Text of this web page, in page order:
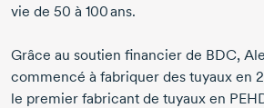
vie de 50 à 100 ans.
Grâce au soutien financier de BDC,
commencé à fabriquer des tuyaux en
le premier fabricant de tuyaux en